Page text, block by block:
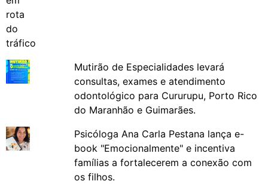
Mutirão de Especialidades levará
consultas, exames e atendimento
odontológico para Cururupu, Porto Rico
do Maranhão e Guimarães.
Psicóloga Ana Carla Pestana lança e-
book "Emocionalmente" e incentiva
famílias a fortalecerem a conexão com
os filhos.